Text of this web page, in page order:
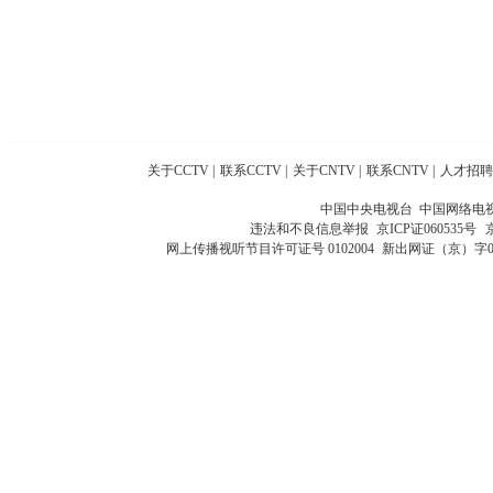
关于CCTV 联系CCTV 关于CNTV 联系CNTV 人才招聘
中国中央电视台 中国网络电
违法和不良信息举报 京ICP证060535号
网上传播视听节目许可证号 0102004 新出网证（京）